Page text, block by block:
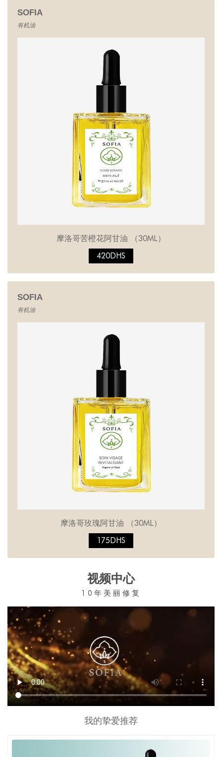
SOFIA
有机油
摩洛哥苦橙花阿甘油 （30ML）
420DHS
SOFIA
有机油
摩洛哥玫瑰阿甘油 （30ML）
175DHS
视频中心
10年美丽修复
我的挚爱推荐